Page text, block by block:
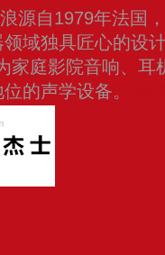
源自1979年法国
域独具匠心的设
家庭影院音响、
的声学设备。